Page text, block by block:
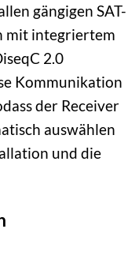
gängigen SAT-
mit integriertem
2.0
Kommunikation
der Receiver
auswählen
und die